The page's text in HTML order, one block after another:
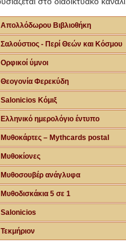
Απολλόδωρου Βιβλιοθήκη
Σαλούστιος - Περί Θεών και Κόσμου
Ορφικοί ύμνοι
Θεογονία Φερεκύδη
Salonicios Κόμιξ
Ελληνικό ημερολόγιο έντυπο
Μυθοκάρτες – Mythcards postal
Μυθοκίονες
Μυθοσουβέρ ανάγλυφα
Μυθοδισκάκια 5 σε 1
Salonicios
Τεκμήριον